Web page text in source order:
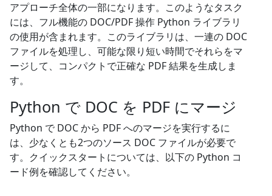
アプローチ全体の一部になります。このようなタスク
には、フル機能の DOC/PDF 操作 Python ライブラリ
の使用が含まれます。このライブラリは、一連の DOC
ファイルを処理し、可能な限り短い時間でそれらをマ
ージして、コンパクトで正確な PDF 結果を生成しま
す。
Python で DOC を PDF にマージ
Python で DOC から PDF へのマージを実行するに
は、少なくとも2つのソース DOC ファイルが必要で
す。クイックスタートについては、以下の Python コ
ード例を確認してください。